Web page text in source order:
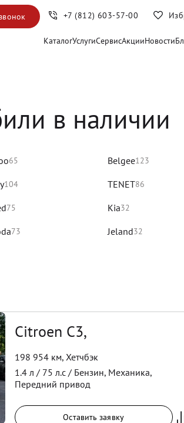
КаталогУслугиСервисАкцииНовости
+7 (812) 603-57-00
в наличии
65
104
75
73
Belgee123
TENET86
Kia32
Jeland32
Citroen C3,
198 954 км, Хетчбэк
1.4л / 75 л.с / Бензин, Механика,
Передний привод
Оставить заявку